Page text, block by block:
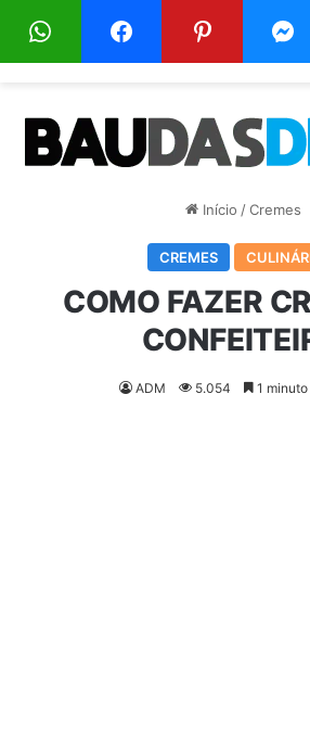
Menu
Início / Cremes
CREMES
COMO FAZER
ADM 5.054 1 minuto